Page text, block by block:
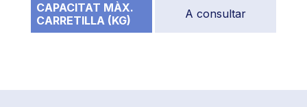
CAPACITAT MÀX.
CARRETILLA (KG)
A consultar